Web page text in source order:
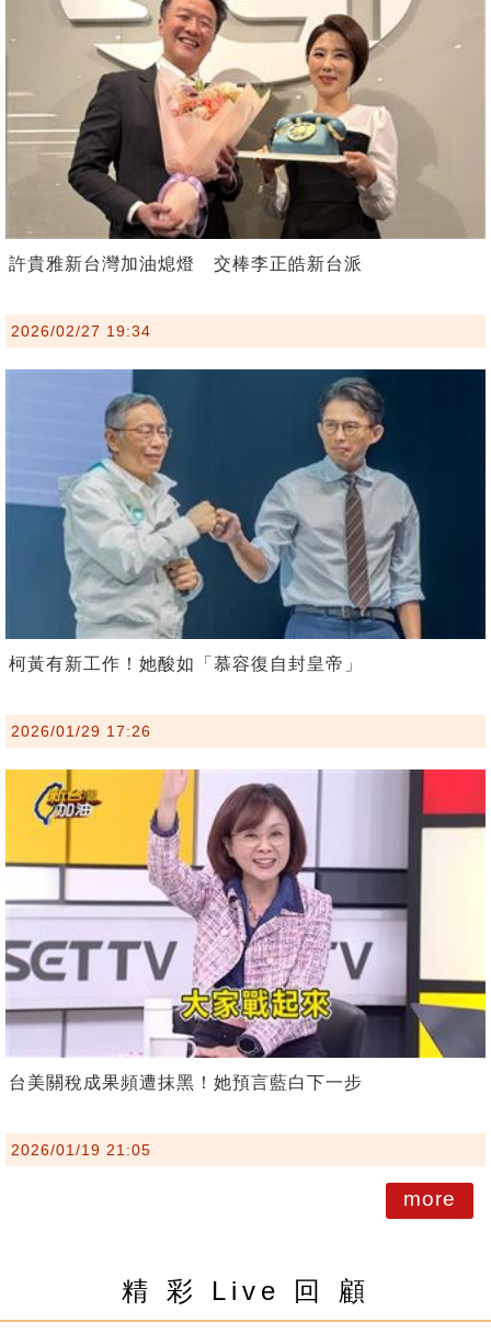
許貴雅新台灣加油熄燈 交棒李正皓新台派
2026/02/27 19:34
柯黃有新工作！她酸如「慕容復自封皇帝」
2026/01/29 17:26
台美關稅成果頻遭抹黑！她預言藍白下一步
2026/01/19 21:05
more
精 彩 Live 回 顧